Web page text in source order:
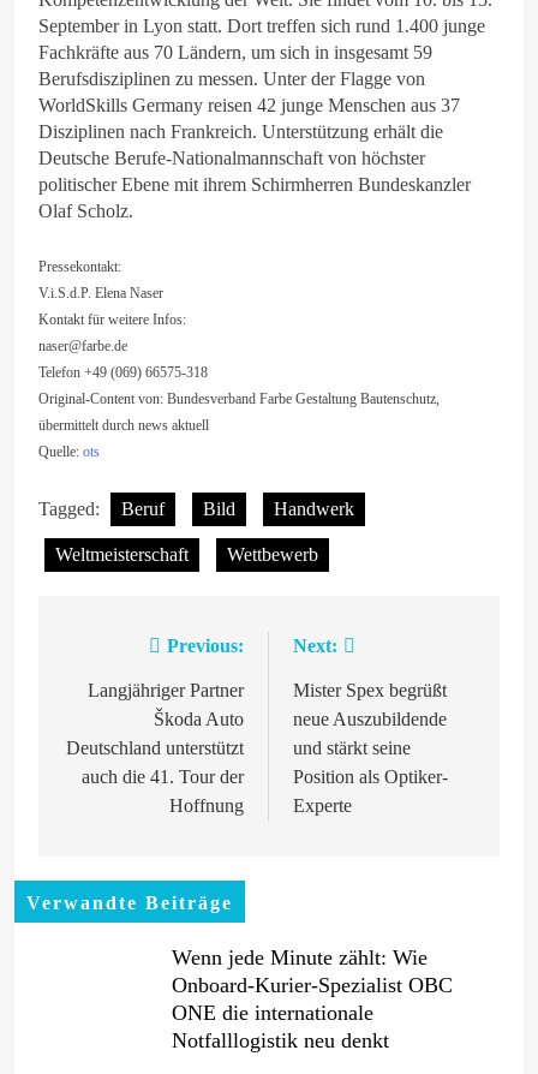
September in Lyon statt. Dort treffen sich rund 1.400 junge
Fachkräfte aus 70 Ländern, um sich in insgesamt 59
Berufsdisziplinen zu messen. Unter der Flagge von
WorldSkills Germany reisen 42 junge Menschen aus 37
Disziplinen nach Frankreich. Unterstützung erhält die
Deutsche Berufe-Nationalmannschaft von höchster
politischer Ebene mit ihrem Schirmherren Bundeskanzler
Olaf Scholz.
Pressekontakt:
V.i.S.d.P. Elena Naser
Kontakt für weitere Infos:
naser@farbe.de
Telefon +49 (069) 66575-318
Original-Content von: Bundesverband Farbe Gestaltung Bautenschutz,
übermittelt durch news aktuell
Quelle: ots
Tagged: Beruf Bild Handwerk
Weltmeisterschaft Wettbewerb
Beitragsnavigation
Previous:
Langjähriger Partner
Škoda Auto
Deutschland unterstützt
auch die 41. Tour der
Hoffnung
Next:
Mister Spex begrüßt
neue Auszubildende
und stärkt seine
Position als Optiker-
Experte
Verwandte Beiträge
Wenn jede Minute zählt: Wie
Onboard-Kurier-Spezialist OBC
ONE die internationale
Notfalllogistik neu denkt